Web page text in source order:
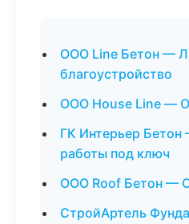
ООО Line Бетон —
благоустройство
ООО House Line —
ГК Интерьер
работы под ключ
ООО Roof Бетон —
СтройАртель